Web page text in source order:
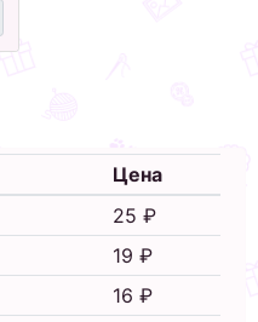
Цена
25 ₽
19 ₽
16 ₽